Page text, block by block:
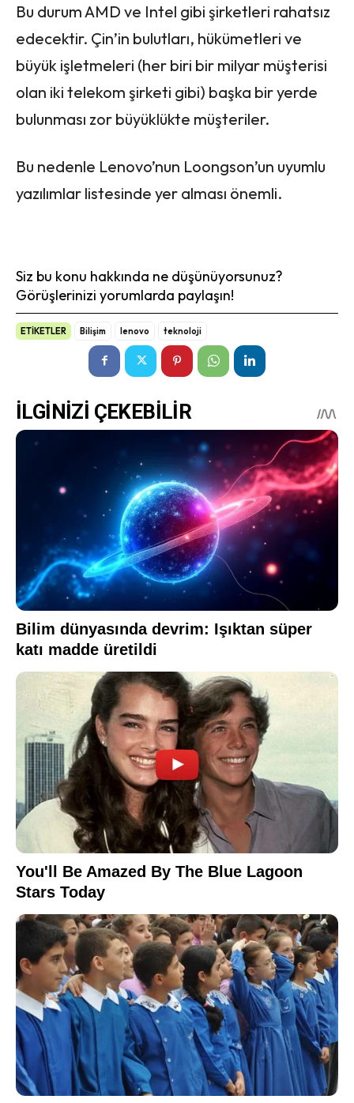
Bu durum AMD ve Intel gibi şirketleri rahatsız
edecektir. Çin’in bulutları, hükümetleri ve
büyük işletmeleri (her biri bir milyar müşterisi
olan iki telekom şirketi gibi) başka bir yerde
bulunması zor büyüklükte müşteriler.
Bu nedenle Lenovo’nun Loongson’un uyumlu
yazılımlar listesinde yer alması önemli.
Siz bu konu hakkında ne düşünüyorsunuz?
Görüşlerinizi yorumlarda paylaşın!
ETİKETLER Bilişim lenovo teknoloji